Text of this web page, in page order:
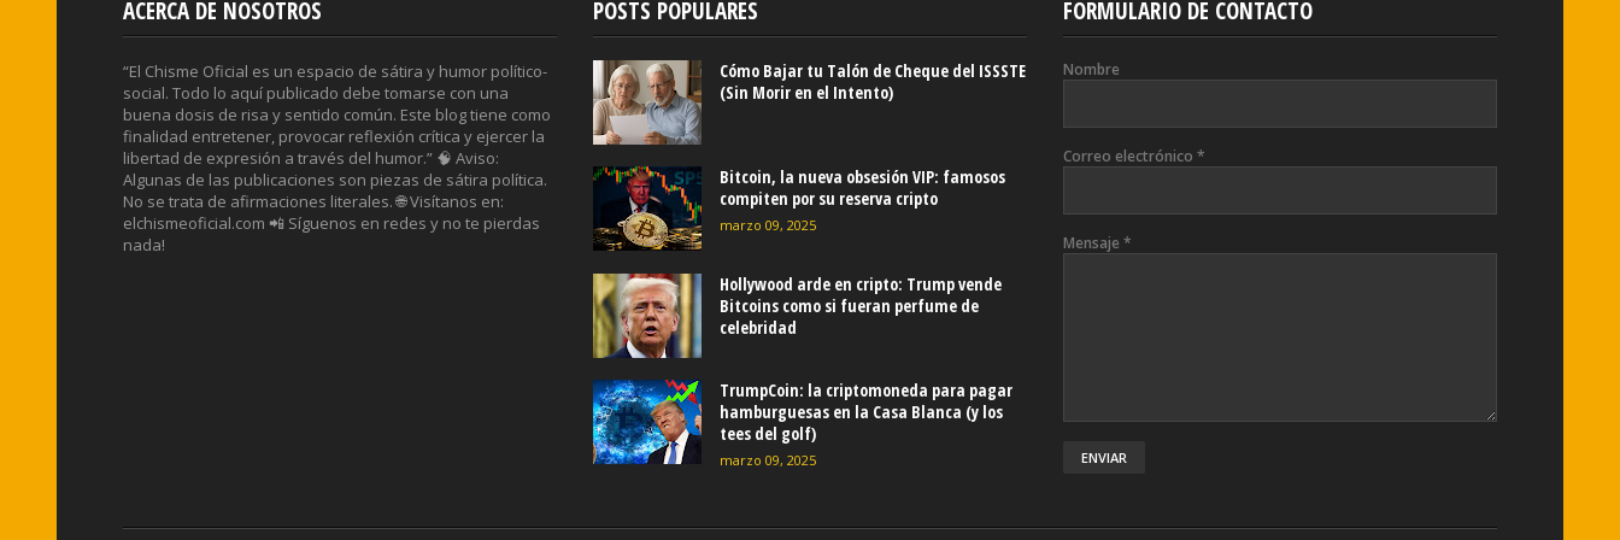
ACERCA DE NOSOTROS
“El Chisme Oficial es un espacio de sátira y humor político-
social. Todo lo aquí publicado debe tomarse con una
buena dosis de risa y sentido común. Este blog tiene como
finalidad entretener, provocar reflexión crítica y ejercer la
libertad de expresión a través del humor.” 🧠 Aviso:
Algunas de las publicaciones son piezas de sátira política.
No se trata de afirmaciones literales. 🌐 Visítanos en:
elchismeoficial.com 📲 Síguenos en redes y no te pierdas
nada!
POSTS POPULARES
Cómo Bajar tu Talón de Cheque del ISSSTE
(Sin Morir en el Intento)
Bitcoin, la nueva obsesión VIP: famosos
compiten por su reserva cripto
marzo 09, 2025
Hollywood arde en cripto: Trump vende
Bitcoins como si fueran perfume de
celebridad
TrumpCoin: la criptomoneda para pagar
hamburguesas en la Casa Blanca (y los
tees del golf)
marzo 09, 2025
FORMULARIO DE CONTACTO
Nombre
Correo electrónico *
Mensaje *